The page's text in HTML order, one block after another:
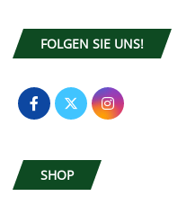
FOLGEN SIE UNS!
SHOP